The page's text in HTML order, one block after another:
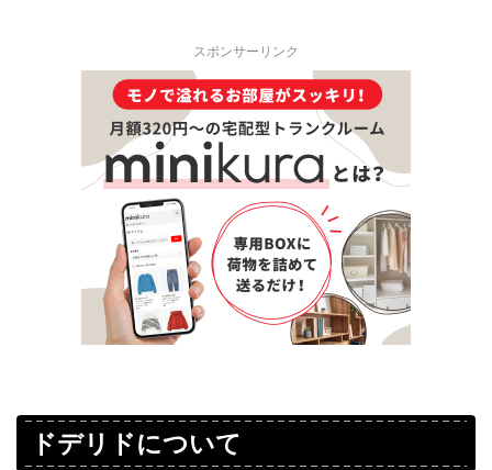
スポンサーリンク
ドデリドについて